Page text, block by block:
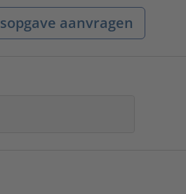
aanvragen